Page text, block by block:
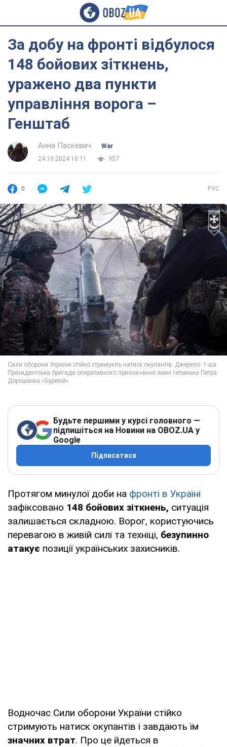
За добу на фронті відбулося
148 бойових зіткнень,
уражено два пункти
управління ворога –
Генштаб
Анна Паскевич
War
24.10.2024 10:11
957
0 РУС
Будьте першими у курсі головного —
підпишіться на Новини на OBOZ.UA у
Google
Підписатися
Протягом минулої доби на фронті в Україні
зафіксовано 148 бойових зіткнень, ситуація
залишається складною. Ворог, користуючись
перевагою в живій силі та техніці, безупинно
атакує позиції українських захисників.
Водночас Сили оборони України стійко
стримують натиск окупантів і завдають їм
значних втрат. Про це йдеться в